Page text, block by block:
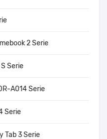
2 Serie
Serie
A014 Serie
Serie
Tab 3 Serie